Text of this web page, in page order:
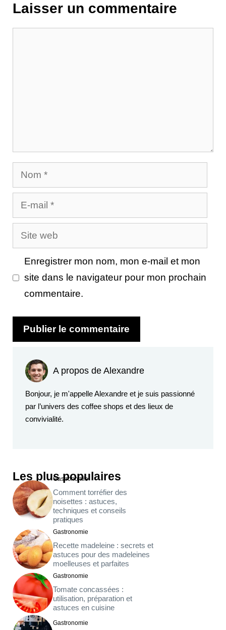
Laisser un commentaire
Nom
E-
mail
Site
web
Enregistrer mon nom, mon e-mail et mon
site dans le navigateur pour mon prochain
commentaire.
A propos de Alexandre
Bonjour, je m'appelle Alexandre et je suis passionné
par l’univers des coffee shops et des lieux de
convivialité.
Les plus populaires
Gastronomie
Comment torréfier des
noisettes : astuces,
techniques et conseils
pratiques
Gastronomie
Recette madeleine : secrets et
astuces pour des madeleines
moelleuses et parfaites
Gastronomie
Tomate concassées :
utilisation, préparation et
astuces en cuisine
Gastronomie